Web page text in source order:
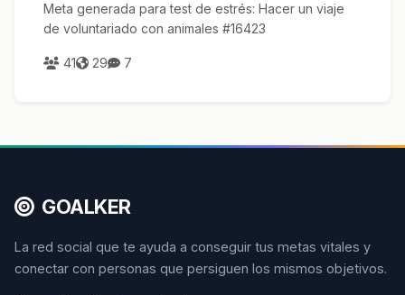
Meta generada para test de estrés: Hacer un viaje
de voluntariado con animales #16423
41 29 7
GOALKER
La red social que te ayuda a conseguir tus metas vitales y
conectar con personas que persiguen los mismos objetivos.